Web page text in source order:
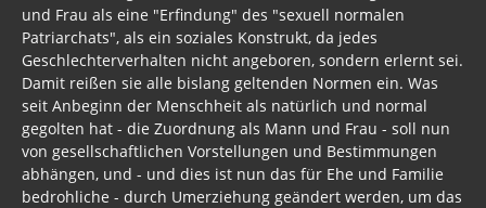
und Frau als eine "Erfindung" des "sexuell normalen
Patriarchats", als ein soziales Konstrukt, da jedes
Geschlechter­verhalten nicht angeboren, sondern erlernt sei.
Damit reißen sie alle bislang geltenden Normen ein. Was
seit Anbeginn der Menschheit als natürlich und normal
gegolten hat - die Zuordnung als Mann und Frau - soll nun
von gesellschaftlichen Vorstellungen und Bestimmungen
abhängen, und - und dies ist nun das für Ehe und Familie
bedrohliche - durch Umerziehung geändert werden, um das